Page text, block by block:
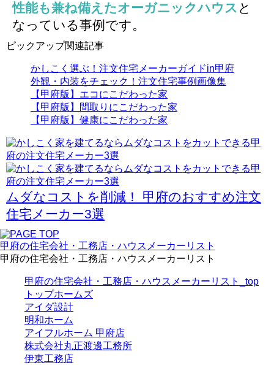
性能も兼ね備えたオーガニックハウス と
なっている事例です。
ピックアップ関連記事
かしこく選ぶ！注文住宅メーカーガイドin甲府
外観・内装をチェック！注文住宅事例画像集
【甲府版】エコにこだわった家
【甲府版】間取りにこだわった家
【甲府版】健康にこだわった家
ムダなコストを削減！
甲府のおすすめ注文
住宅メーカー3選
甲府の住宅会社・工務店・ハウスメーカーリスト
甲府の住宅会社・工務店・ハウスメーカーリスト
甲府の住宅会社・工務店・ハウスメーカーリスト_top
トップホームズ
アイダ設計
明和ホーム
アイフルホーム 甲府店
株式会社丸正渡邊工務所
伊東工務店